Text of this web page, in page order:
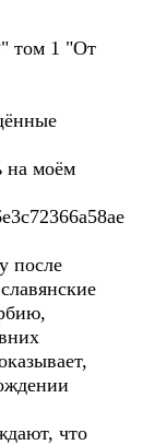
том 1 "От
на моём
после
что